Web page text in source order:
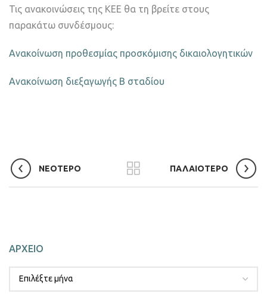
Τις ανακοινώσεις της ΚΕΕ θα τη βρείτε στους
παρακάτω συνδέσμους:
Ανακοίνωση προθεσμίας προσκόμισης δικαιολογητικών
Ανακοίνωση διεξαγωγής Β σταδίου
ΝΕΟΤΕΡΟ ΠΑΛΑΙΟΤΕΡΟ
ΑΡΧΕΙΟ